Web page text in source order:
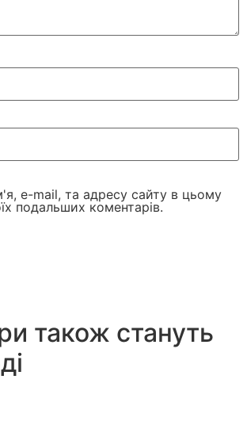
e-mail, та адресу сайту в цьому
подальших коментарів.
також стануть